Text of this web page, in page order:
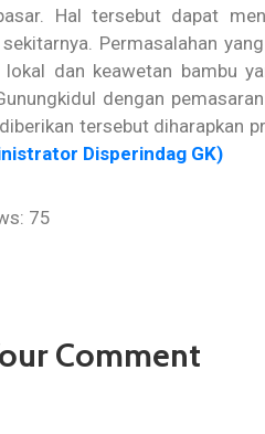
Hal tersebut dapat
Permasalahan
dan keawetan bambu
dengan
tersebut diharapkan
Disperindag GK)
75
Comment